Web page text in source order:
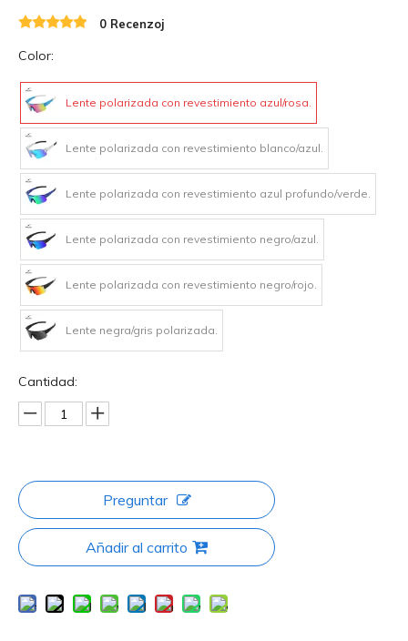
0 Recenzoj
Color:
Lente polarizada con revestimiento azul/rosa.
Lente polarizada con revestimiento blanco/azul.
Lente polarizada con revestimiento azul profundo/verde.
Lente polarizada con revestimiento negro/azul.
Lente polarizada con revestimiento negro/rojo.
Lente negra/gris polarizada.
Cantidad:
Preguntar
Añadir al carrito